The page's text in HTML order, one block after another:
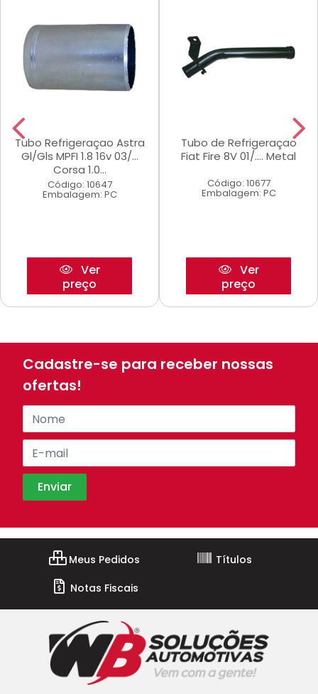
Tubo Refrigeraçao Astra
Gl/Gls MPFI 1.8 16v 03/...
Corsa 1.0...
Código: 10647
Embalagem: PC
Ver
preço
Tubo de Refrigeraçao
Fiat Fire 8V 01/.... Metal
Código: 10677
Embalagem: PC
Ver
preço
Cadastre-se para receber nossas
ofertas!
Meus Pedidos
Títulos
Notas Fiscais